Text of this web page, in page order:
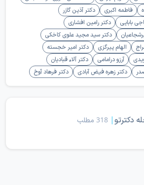
فاطمه اکبری
دکتر آذین گازر
بابایی
دکتر رامین افشاری
دکتر سید مجید علوی کاخکی
الهام پیرگزی
دکتر امیر خجسته
آرزو درامامی
دکتر آلاء قبادیان
دکتر زهره فیض آبادی دکتر فرهاد آوخ
دکترتو| 318 مطلب